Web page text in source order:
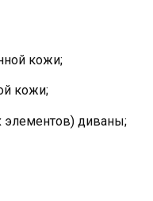
кожи;
кожи;
элементов) диваны;